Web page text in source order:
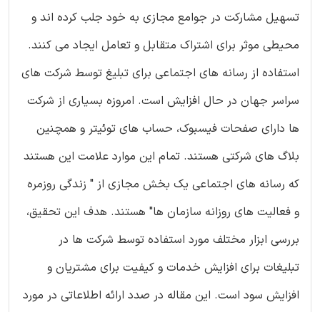
تسهیل مشارکت در جوامع مجازی به خود جلب کرده اند و
محیطی موثر برای اشتراک متقابل و تعامل ایجاد می کنند.
استفاده از رسانه های اجتماعی برای تبلیغ توسط شرکت های
سراسر جهان در حال افزایش است. امروزه بسیاری از شرکت
ها دارای صفحات فیسبوک، حساب های توئیتر و همچنین
بلاگ های شرکتی هستند. تمام این موارد علامت این هستند
که رسانه های اجتماعی یک بخش مجازی از " زندگی روزمره
و فعالیت های روزانه سازمان ها" هستند. هدف این تحقیق،
بررسی ابزار مختلف مورد استفاده توسط شرکت ها در
تبلیغات برای افزایش خدمات و کیفیت برای مشتریان و
افزایش سود است. این مقاله در صدد ارائه اطلاعاتی در مورد